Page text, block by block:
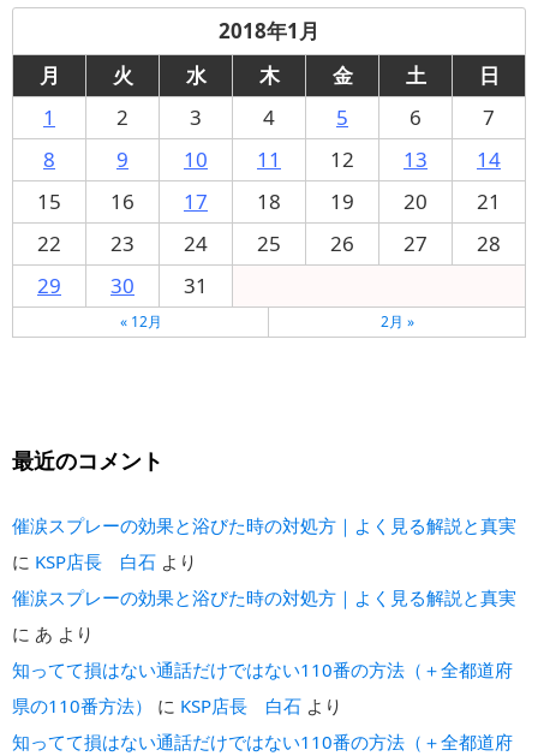
2018年1月
月
火 水 木 金 土
日
1
2 3 4 5 6
7
8
9 10 11 12 13
14
15
16 17 18 19 20
21
22
23 24 25 26 27
28
29
30 31
« 12月 2月 »
最近のコメント
催涙スプレーの効果と浴びた時の対処方｜よく見る解説と真実
に KSP店長 白石 より
催涙スプレーの効果と浴びた時の対処方｜よく見る解説と真実
に あ より
知ってて損はない通話だけではない110番の方法（＋全都道府
県の110番方法）
に KSP店長 白石 より
知ってて損はない通話だけではない110番の方法（＋全都道府